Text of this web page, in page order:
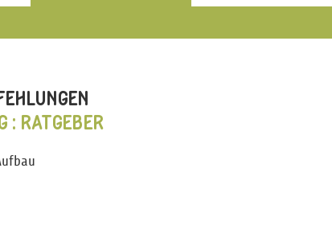
: RATGEBER